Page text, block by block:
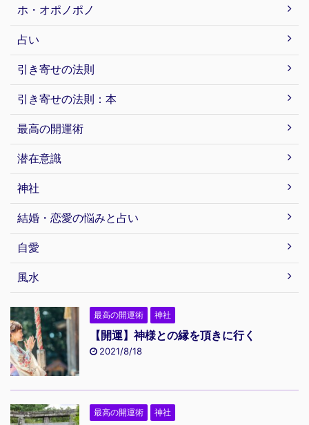
ホ・オポノポノ
占い
引き寄せの法則
引き寄せの法則：本
最高の開運術
潜在意識
神社
結婚・恋愛の悩みと占い
自愛
風水
最高の開運術 神社
【開運】神様との縁を頂きに行く
2021/8/18
最高の開運術 神社